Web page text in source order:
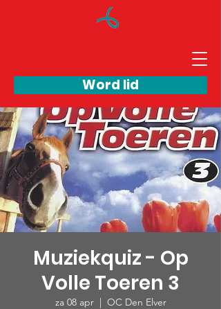
Word lid
Muziekquiz - Op
Volle Toeren 3
za 08 apr
  |
OC Den Elver